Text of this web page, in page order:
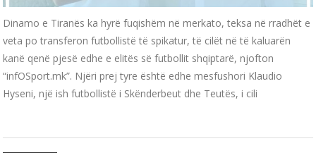
Dinamo e Tiranës ka hyrë fuqishëm në merkato, teksa në rradhët e
veta po transferon futbollistë të spikatur, të cilët në të kaluarën
kanë qenë pjesë edhe e elitës së futbollit shqiptarë, njofton
“infOSport.mk”. Njëri prej tyre është edhe mesfushori Klaudio
Hyseni, një ish futbollistë i Skënderbeut dhe Teutës, i cili